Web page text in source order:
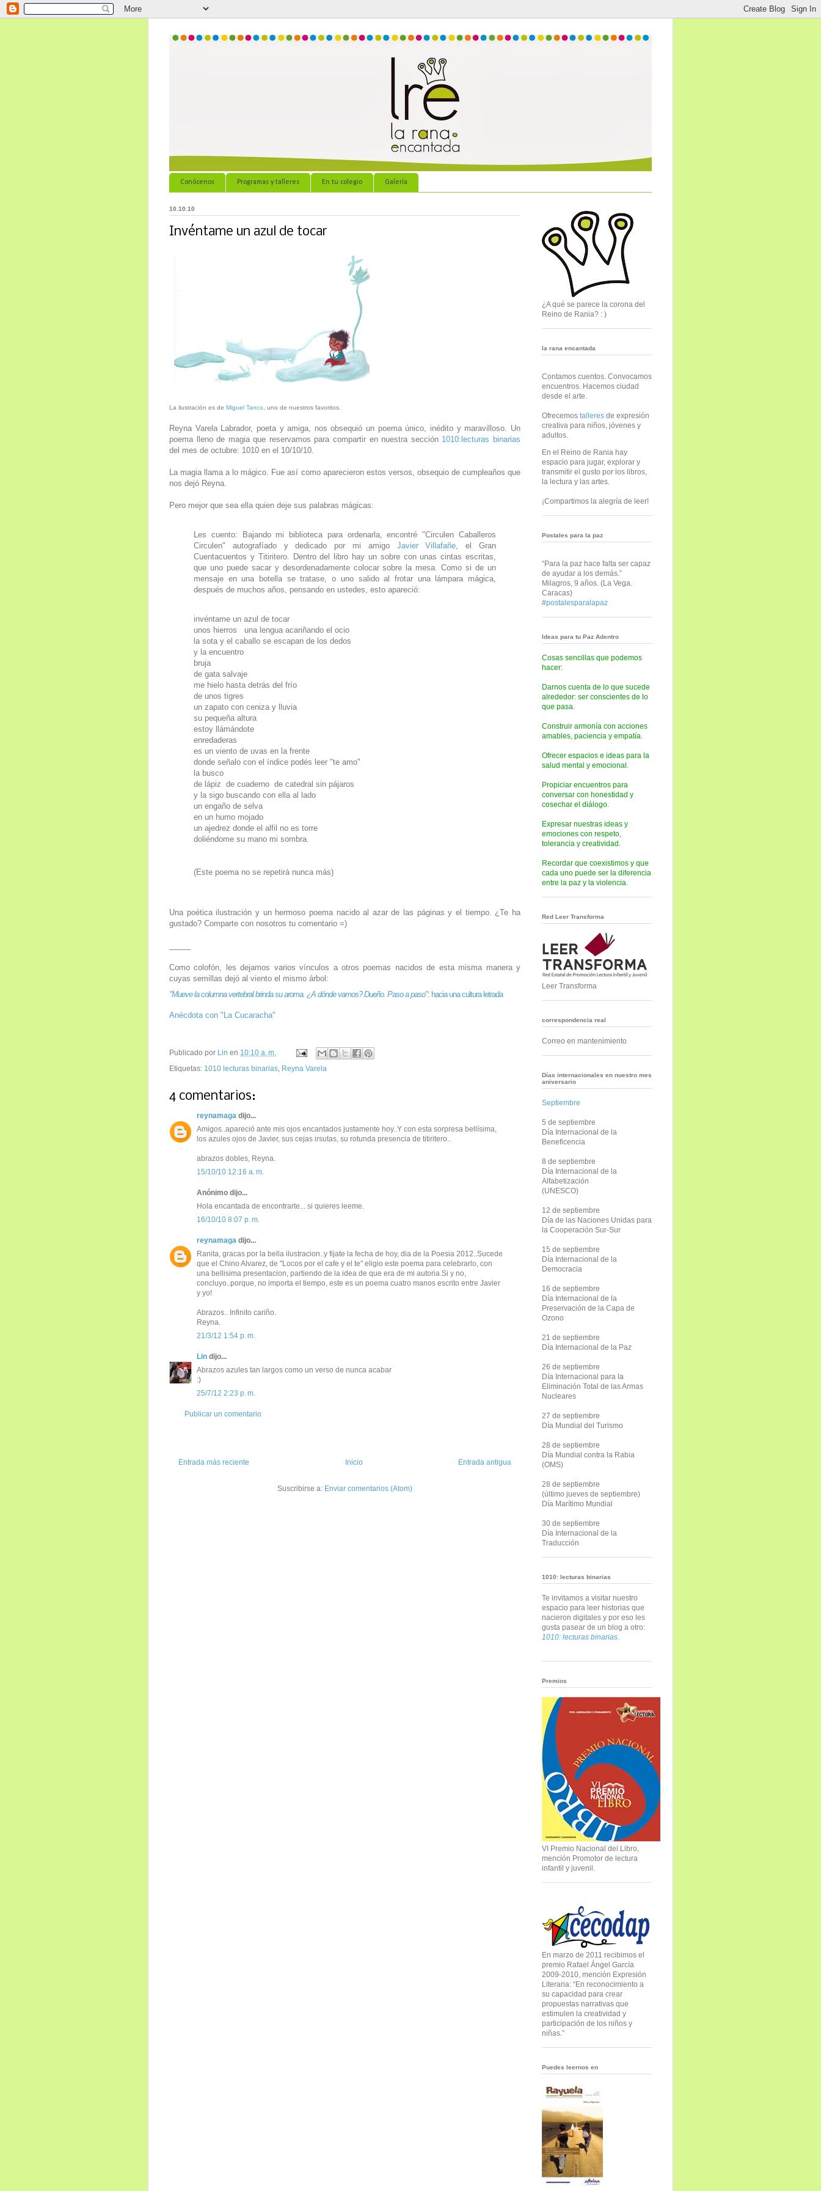
Conócenos Programas y talleres En tu colegio Galería
10.10.10
Invéntame un azul de tocar
La ilustración es de Miguel Tanco , uno de nuestros favoritos.
Reyna Varela Labrador, poeta y amiga, nos obsequió un poema único, inédito y maravilloso. Un
poema lleno de magia que reservamos para compartir en nuestra sección 1010:lecturas binarias
del mes de octubre: 1010 en el 10/10/10.
La magia llama a lo mágico. Fue así como aparecieron estos versos, obsequio de cumpleaños que
nos dejó Reyna.
Pero mejor que sea ella quien deje sus palabras mágicas:
Les cuento: Bajando mi biblioteca para ordenarla, encontré "Circulen Caballeros
Circulen" autografíado y dedicado por mi amigo Javier Villafañe , el Gran
Cuentacuentos y Titiritero. Dentro del libro hay un sobre con unas cintas escritas,
que uno puede sacar y desordenadamente colocar sobre la mesa. Como si de un
mensaje en una botella se tratase, o uno salido al frotar una lámpara mágica,
después de muchos años, pensando en ustedes, esto apareció:
invéntame un azul de tocar
unos hierros
una lengua acariñando el ocio
la sota y el caballo se escapan de los dedos
y la encuentro
bruja
de gata salvaje
me hielo hasta detrás del frío
de unos tigres
un zapato con ceniza y lluvia
su pequeña altura
estoy llámándote
enredaderas
es un viento de uvas en la frente
donde señalo con el índice podés leer "te amo"
la busco
de lápiz de cuaderno de catedral sin pájaros
y la sigo buscando con ella al lado
un engaño de selva
en un humo mojado
un ajedrez donde el alfil no es torre
doliéndome su mano mi sombra.
(Este poema no se repetirá nunca más)
Una poética ilustración y un hermoso poema nacido al azar de las páginas y el tiempo. ¿Te ha
gustado? Comparte con nosotros tu comentario =)
Como colofón, les dejamos varios vínculos a otros poemas nacidos de esta misma manera y
cuyas semillas dejó al viento el mismo árbol:
"Mueve la columna vertebral brinda su aroma. ¿A dónde vamos? Dueño. Paso a paso": hacia una cultura letrada
Anécdota con "La Cucaracha"
Publicado por Lin en 10:10 a. m.
Etiquetas: 1010 lecturas binarias Reyna Varela
4 comentarios:
reynamaga dijo...
Amigos..apareció ante mis ojos encantados justamente hoy..Y con esta sorpresa bellísima,
los azules ojos de Javier, sus cejas irsutas, su rotunda presencia de titiritero..
abrazos dobles, Reyna.
15/10/10 12:16 a. m.
Anónimo dijo...
Hola encantada de encontrarte... si quieres leeme.
16/10/10 8:07 p. m.
reynamaga dijo...
Ranita, gracas por la bella ilustracion..y fijate la fecha de hoy, dia de la Poesia 2012..Sucede
que el Chino Alvarez, de "Locos por el cafe y el te" eligio este poema para celebrarlo, con
una bellisima presentacion, partiendo de la idea de que era de mi autoria.Si y no,
concluyo..porque, no importa el tiempo, este es un poema cuatro manos escrito entre Javier
y yo!
Abrazos.. Infinito cariño.
Reyna.
21/3/12 1:54 p. m.
Lin dijo...
Abrazos azules tan largos como un verso de nunca acabar
:)
25/7/12 2:23 p. m.
Publicar un comentario
Entrada más reciente Entrada antigua
Inicio
Suscribirse a: Enviar comentarios (Atom)
¿A qué se parece la corona del
Reino de Rania? : )
la rana encantada
Contamos cuentos. Convocamos
encuentros. Hacemos ciudad
desde el arte.
Ofrecemos talleres de expresión
creativa para niños, jóvenes y
adultos.
En el Reino de Rania hay
espacio para jugar, explorar y
transmitir el gusto por los libros,
la lectura y las artes.
¡Compartimos la alegría de leer!
Postales para la paz
“Para la paz hace falta ser capaz
de ayudar a los demás.”
Milagros, 9 años. (La Vega.
Caracas)
#postalesparalapaz
Ideas para tu Paz Adentro
Cosas sencillas que podemos
hacer:
Darnos cuenta de lo que sucede
alrededor: ser conscientes de lo
que pasa.
Construir armonía con acciones
amables, paciencia y empatía.
Ofrecer espacios e ideas para la
salud mental y emocional.
Propiciar encuentros para
conversar con honestidad y
cosechar el diálogo.
Expresar nuestras ideas y
emociones con respeto,
tolerancia y creatividad.
Recordar que coexistimos y que
cada uno puede ser la diferencia
entre la paz y la violencia.
Red Leer Transforma
Leer Transforma
correspondencia real
Correo en mantenimiento
Días internacionales en nuestro mes
aniversario
Septiembre
5 de septiembre
Día Internacional de la
Beneficencia
8 de septiembre
Día Internacional de la
Alfabetización
(UNESCO)
12 de septiembre
Día de las Naciones Unidas para
la Cooperación Sur-Sur
15 de septiembre
Día Internacional de la
Democracia
16 de septiembre
Día Internacional de la
Preservación de la Capa de
Ozono
21 de septiembre
Día Internacional de la Paz
26 de septiembre
Día Internacional para la
Eliminación Total de las Armas
Nucleares
27 de septiembre
Día Mundial del Turismo
28 de septiembre
Día Mundial contra la Rabia
(OMS)
28 de septiembre
(último jueves de septiembre)
Día Marítimo Mundial
30 de septiembre
Día Internacional de la
Traducción
1010: lecturas binarias
Te invitamos a visitar nuestro
espacio para leer historias que
nacieron digitales y por eso les
gusta pasear de un blog a otro:
1010: lecturas binarias
Premios
VI Premio Nacional del Libro,
mención Promotor de lectura
infantil y juvenil.
En marzo de 2011 recibimos el
premio Rafael Ángel García
2009-2010, mención Expresión
Literaria: “En reconocimiento a
su capacidad para crear
propuestas narrativas que
estimulen la creatividad y
participación de los niños y
niñas.”
Puedes leernos en